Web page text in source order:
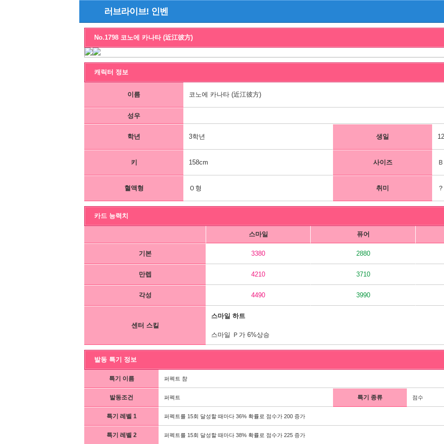
러브라이브! 인벤
No.1798 코노에 카나타 (近江彼方)
캐릭터 정보
이름 코노에 카나타 (近江彼方)
성우
학년 3학년 생일
키 158cm 사이즈
혈액형 Ｏ형 취미
카드 능력치
스마일 퓨어
기본 3380 2880
만렙 4210 3710
각성 4490 3990
센터 스킬
스마일 하트
스마일 Ｐ가 6%상승
발동 특기 정보
특기 이름 퍼펙트 챰
발동조건 퍼펙트 특기 종류 점수
특기 레벨 1 퍼펙트를 15회 달성할 때마다 36% 확률로 점수가 200 증가
특기 레벨 2 퍼펙트를 15회 달성할 때마다 38% 확률로 점수가 225 증가